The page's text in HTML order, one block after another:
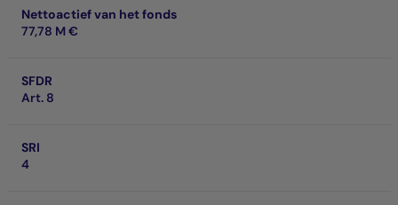
Nettoactief van het fonds
77,78 M €
SFDR
Art. 8
SRI
4